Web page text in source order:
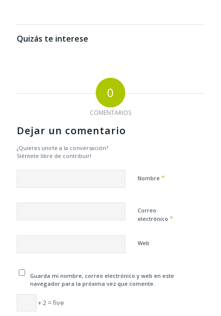
Quizás te interese
0
COMENTARIOS
Dejar un comentario
¿Quieres unirte a la conversación?
Siéntete libre de contribuir!
Nombre *
Correo
electrónico *
Web
Guarda mi nombre, correo electrónico y web en este
navegador para la próxima vez que comente.
+ 2 = five